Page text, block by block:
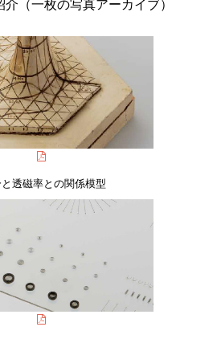
（一枚の写真アーカイブ）
透磁率との関係模型